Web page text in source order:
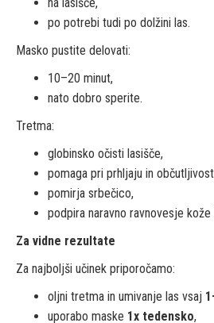
po potrebi tudi po dolžini las.
Masko pustite delovati:
10–20 minut,
nato dobro sperite.
Tretma:
globinsko očisti lasišče,
pomaga pri prhljaju in
pomirja srbečico,
podpira naravno ravnovesje kože
Za vidne rezultate
Za najboljši učinek priporočamo:
oljni tretma in umivanje las vsaj
uporabo maske 1x tedensko,